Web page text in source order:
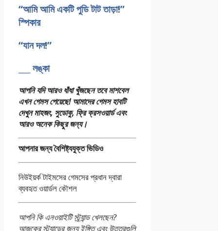
“আমি আমি একটি পুডি টাট তাড়া!”
স্পিকার
“যান দল!”
___ লঙ্কা
আপনি যদি আরও ধাঁধা খুঁজছেন তবে মাশবেল
এখন গেমস পেয়েছে!আমাদের গেমস হাবটি
দেখুনমাহজং, সুডোকু, ফ্রি ক্রসওয়ার্ড এবং
আরও অনেক কিছুর জন্য।
আপনার জন্য বৈশিষ্ট্যযুক্ত ভিডিও
নিউইয়র্ক টাইমসের গেমসের প্রধান দ্বারা
ব্যবহৃত ওয়ার্ডল কৌশল
আপনি কি এনওয়াইটি স্ট্র্যান্ড খেলছেন?
আজকের স্ট্র্যান্ডের জন্য ইঙ্গিত এবং উত্তরগুলি